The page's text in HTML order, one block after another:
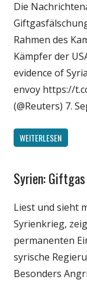
Politik
Wissenschaft
Die
Rahmen des
Kämpfer der
evidence of
envoy https://
(@Reuters) 7.
WEITERLESEN
Gesellschaft
Politik
Wissenschaft
Syrien:
Liest und sieht
Syrienkrieg,
permanenten
syrische
Besonders